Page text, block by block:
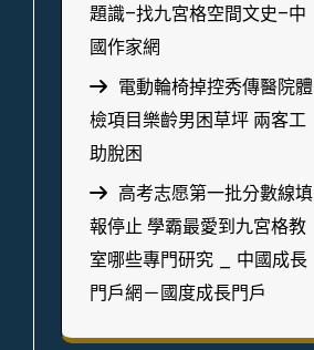
題識–找九宮格空間文史–中
國作家網
電動輪椅掉控秀傳醫院體
檢項目樂齡男困草坪 兩客工
助脫困
高考志愿第一批分數線填
報停止 學霸最愛到九宮格教
室哪些專門研究 _ 中國成長
門戶網－國度成長門戶